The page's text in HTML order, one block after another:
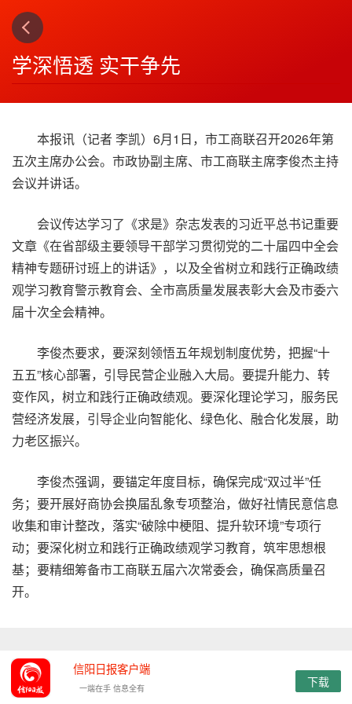
学深悟透 实干争先
本报讯（记者 李凯）6月1日，市工商联召开2026年第
五次主席办公会。市政协副主席、市工商联主席李俊杰主持
会议并讲话。
会议传达学习了《求是》杂志发表的习近平总书记重要
文章《在省部级主要领导干部学习贯彻党的二十届四中全会
精神专题研讨班上的讲话》，以及全省树立和践行正确政绩
观学习教育警示教育会、全市高质量发展表彰大会及市委六
届十次全会精神。
李俊杰要求，要深刻领悟五年规划制度优势，把握“十
五五”核心部署，引导民营企业融入大局。要提升能力、转
变作风，树立和践行正确政绩观。要深化理论学习，服务民
营经济发展，引导企业向智能化、绿色化、融合化发展，助
力老区振兴。
李俊杰强调，要锚定年度目标，确保完成“双过半”任
务；要开展好商协会换届乱象专项整治，做好社情民意信息
收集和审计整改，落实“破除中梗阻、提升软环境”专项行
动；要深化树立和践行正确政绩观学习教育，筑牢思想根
基；要精细筹备市工商联五届六次常委会，确保高质量召
开。
信阳日报客户端
一端在手 信息全有 下载